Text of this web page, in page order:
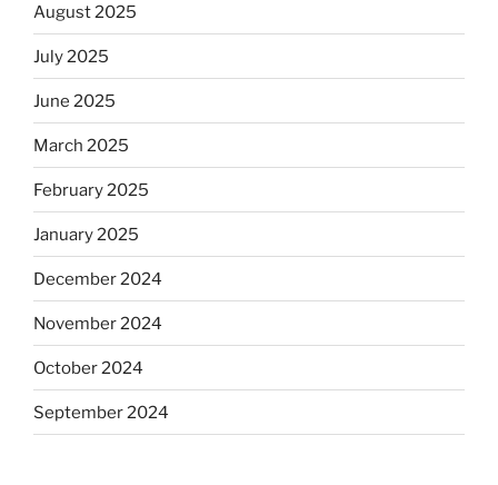
August 2025
July 2025
June 2025
March 2025
February 2025
January 2025
December 2024
November 2024
October 2024
September 2024